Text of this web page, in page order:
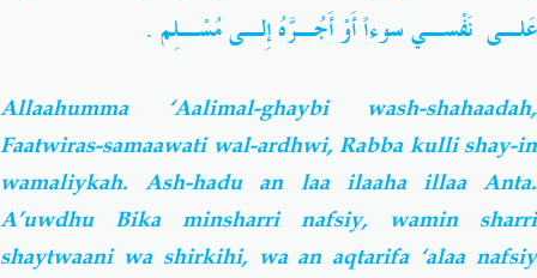
عَلـى نَفْسـي سوءاً أَوْ أَجُـرَّهُ إِلـى مُسْـلِم .
Allaahumma ‘Aalimal-ghaybi wash-shahaadah,
Faatwiras-samaawati wal-ardhwi, Rabba kulli shay-in
wamaliykah. Ash-hadu an laa ilaaha illaa Anta.
A’uwdhu Bika minsharri nafsiy, wamin sharri
shaytwaani wa shirkihi, wa an aqtarifa ‘alaa nafsiy